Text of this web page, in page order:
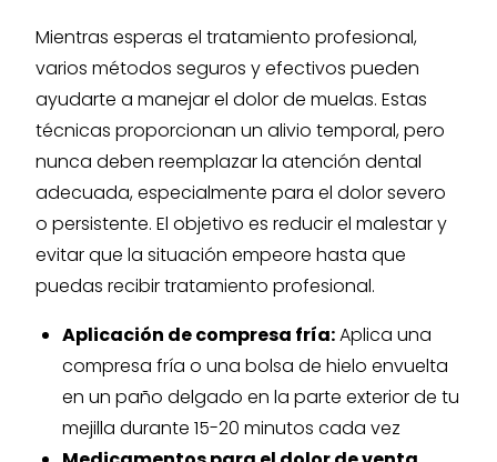
Mientras esperas el tratamiento profesional,
varios métodos seguros y efectivos pueden
ayudarte a manejar el dolor de muelas. Estas
técnicas proporcionan un alivio temporal, pero
nunca deben reemplazar la atención dental
adecuada, especialmente para el dolor severo
o persistente. El objetivo es reducir el malestar y
evitar que la situación empeore hasta que
puedas recibir tratamiento profesional.
Aplicación de compresa fría:Aplica una
compresa fría o una bolsa de hielo envuelta
en un paño delgado en la parte exterior de tu
mejilla durante 15-20 minutos cada vez